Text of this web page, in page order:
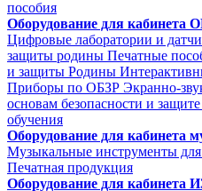
пособия
Оборудование для кабинета
Цифровые лаборатории и
защиты родины Печатные
и защиты Родины
Приборы по ОБЗР Экранно-
основам безопасности и
обучения
Оборудование для кабинета
Музыкальные инструменты для
Печатная продукция
Оборудование для кабинета